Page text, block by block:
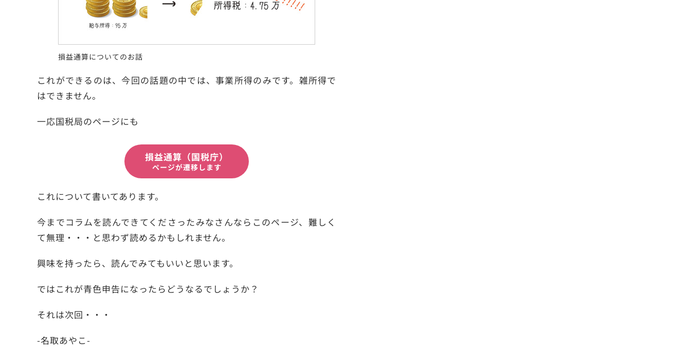
損益通算についてのお話
これができるのは、今回の話題の中では、事業所得のみです。雑所得で
はできません。
一応国税局のページにも
損益通算（国税庁）
ページが遷移します
これについて書いてあります。
今までコラムを読んできてくださったみなさんならこのページ、難しく
て無理・・・と思わず読めるかもしれません。
興味を持ったら、読んでみてもいいと思います。
ではこれが青色申告になったらどうなるでしょうか？
それは次回・・・
-名取あやこ-